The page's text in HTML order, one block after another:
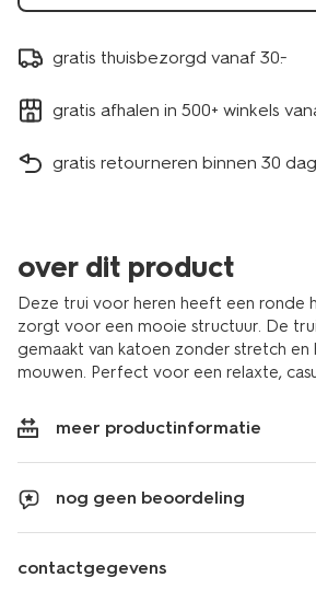
gratis thuisbezorgd vanaf 30.-
gratis afhalen in 500+ winkels
gratis retourneren binnen 30
over dit product
Deze trui voor heren heeft een ronde
zorgt voor een mooie structuur. De
gemaakt van katoen zonder stretch en
mouwen. Perfect voor een relaxte,
meer productinformatie
nog geen beoordeling
contactgegevens